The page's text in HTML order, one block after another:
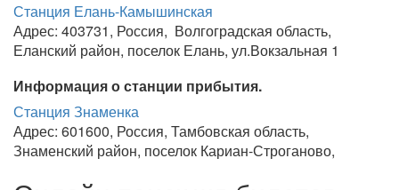
Станция Елань-Камышинская
Адрес: 403731, Россия, Волгоградская область,
Еланский район, поселок Елань, ул.Вокзальная 1
Информация о станции прибытия.
Станция Знаменка
Адрес: 601600, Россия, Тамбовская область,
Знаменский район, поселок Кариан-Строганово,